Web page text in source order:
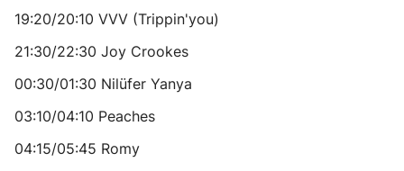
19:20/20:10 VVV (Trippin'you)
21:30/22:30 Joy Crookes
00:30/01:30 Nilüfer Yanya
03:10/04:10 Peaches
04:15/05:45 Romy